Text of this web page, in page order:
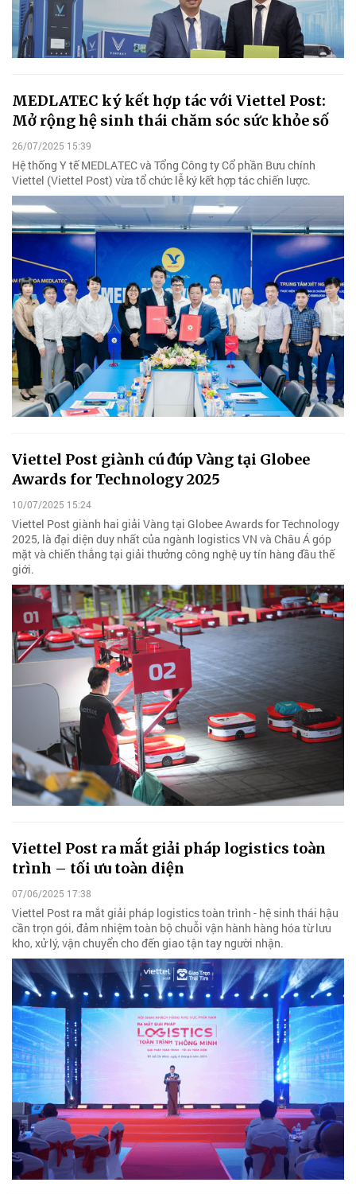
MEDLATEC ký kết hợp tác với Viettel Post:
Mở rộng hệ sinh thái chăm sóc sức khỏe số
26/07/2025 15:39
Hệ thống Y tế MEDLATEC và Tổng Công ty Cổ phần Bưu chính
Viettel (Viettel Post) vừa tổ chức lễ ký kết hợp tác chiến lược.
Viettel Post giành cú đúp Vàng tại Globee
Awards for Technology 2025
10/07/2025 15:24
Viettel Post giành hai giải Vàng tại Globee Awards for Technology
2025, là đại diện duy nhất của ngành logistics VN và Châu Á góp
mặt và chiến thắng tại giải thưởng công nghệ uy tín hàng đầu thế
giới.
Viettel Post ra mắt giải pháp logistics toàn
trình – tối ưu toàn diện
07/06/2025 17:38
Viettel Post ra mắt giải pháp logistics toàn trình - hệ sinh thái hậu
cần trọn gói, đảm nhiệm toàn bộ chuỗi vận hành hàng hóa từ lưu
kho, xử lý, vận chuyển cho đến giao tận tay người nhận.